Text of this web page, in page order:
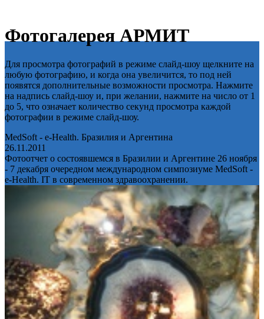
Фотогалерея АРМИТ
Для просмотра фотографий в режиме слайд-шоу щелкните на
любую фотографию, и когда она увеличится, то под ней
появятся дополнительные возможности просмотра. Нажмите
на надпись слайд-шоу и, при желании, нажмите на число от 1
до 5, что означает количество секунд просмотра каждой
фотографии в режиме слайд-шоу.
MedSoft - e-Health. Бразилия и Аргентина
26.11.2011
Фотоотчет о состоявшемся в Бразилии и Аргентине 26 ноября
- 7 декабря очередном международном симпозиуме MedSoft -
e-Health. IT в современном здравоохранении.